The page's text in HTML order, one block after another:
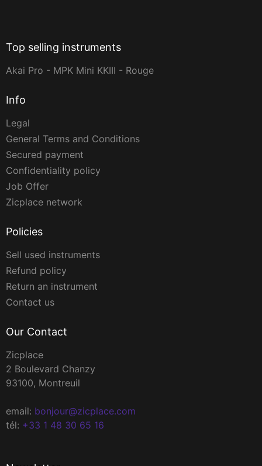
Top selling instruments
Akai Pro - MPK Mini KKIII - Rouge
Info
Legal
General Terms and Conditions
Secured payment
Confidentiality policy
Job Offer
Zicplace network
Policies
Sell used instruments
Refund policy
Return an instrument
Contact us
Our Contact
Zicplace
2 Boulevard Chanzy
93100, Montreuil
email: bonjour@zicplace.com
tél: +33 1 48 30 65 16